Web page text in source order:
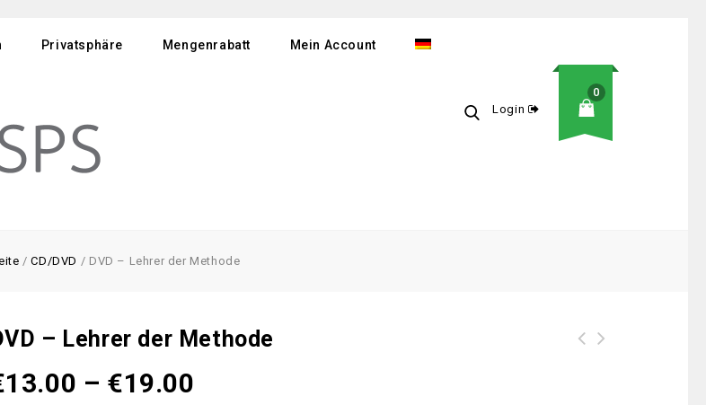
Privatsphäre Mengenrabatt Mein Account
Login
0
/CD/DVD / DVD – Lehrer der Methode
– Lehrer der Methode
13.00 – €19.00